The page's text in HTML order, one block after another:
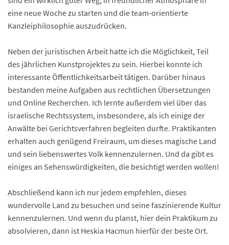
eine neue Woche zu starten und die team-orientierte
Kanzleiphilosophie auszudrücken.
Neben der juristischen Arbeit hatte ich die Möglichkeit, Teil
des jährlichen Kunstprojektes zu sein. Hierbei konnte ich
interessante Öffentlichkeitsarbeit tätigen. Darüber hinaus
bestanden meine Aufgaben aus rechtlichen Übersetzungen
und Online Recherchen. Ich lernte außerdem viel über das
israelische Rechtssystem, insbesondere, als ich einige der
Anwälte bei Gerichtsverfahren begleiten durfte. Praktikanten
erhalten auch genügend Freiraum, um dieses magische Land
und sein liebenswertes Volk kennenzulernen. Und da gibt es
einiges an Sehenswürdigkeiten, die besichtigt werden wollen!
Abschließend kann ich nur jedem empfehlen, dieses
wundervolle Land zu besuchen und seine faszinierende Kultur
kennenzulernen. Und wenn du planst, hier dein Praktikum zu
absolvieren, dann ist Heskia Hacmun hierfür der beste Ort.